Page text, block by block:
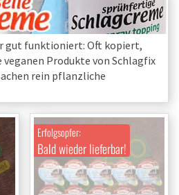
gut funktioniert: Oft kopiert,
Produkte von Schlagfix
rein pflanzliche
Erfolgsopfer:
Bald wieder lieferbar!